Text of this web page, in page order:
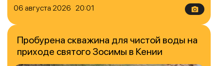
06 августа 2026 20:01
Пробурена скважина для чистой воды на
приходе святого Зосимы в Кении